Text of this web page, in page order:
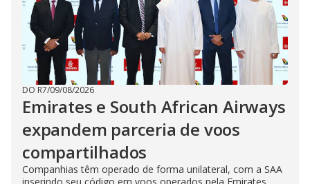
DO R7/09/08/2026
Emirates e South African Airways
expandem parceria de voos
compartilhados
Companhias têm operado de forma unilateral, com a SAA